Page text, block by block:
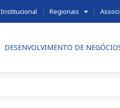
Institucional Regionais
DESENVOLVIMENTO DE